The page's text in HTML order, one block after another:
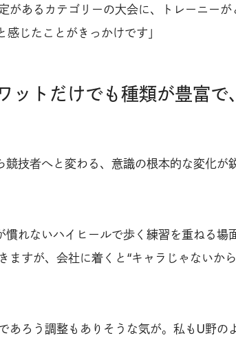
があるカテゴリーの大会に、トレーニーが
じたことがきっかけです」
ットだけでも種類が豊富で
技者へと変わる、意識の根本的な変化が
慣れないハイヒールで歩く練習を重ねる場
ますが、会社に着くと“キャラじゃないか
あろう調整もありそうな気が。私もU野の